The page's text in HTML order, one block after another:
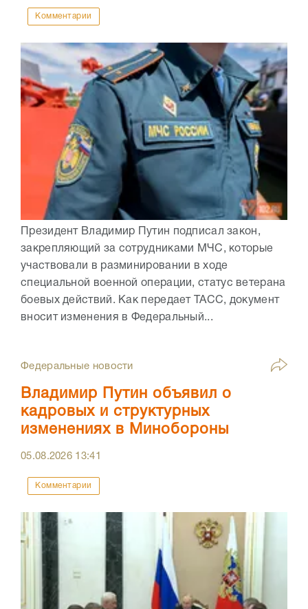
Комментарии
Президент Владимир Путин подписал закон,
закрепляющий за сотрудниками МЧС, которые
участвовали в разминировании в ходе
специальной военной операции, статус ветерана
боевых действий. Как передает ТАСС, документ
вносит изменения в Федеральный...
Федеральные новости
Владимир Путин объявил о
кадровых и структурных
изменениях в Минобороны
05.08.2026 13:41
Комментарии